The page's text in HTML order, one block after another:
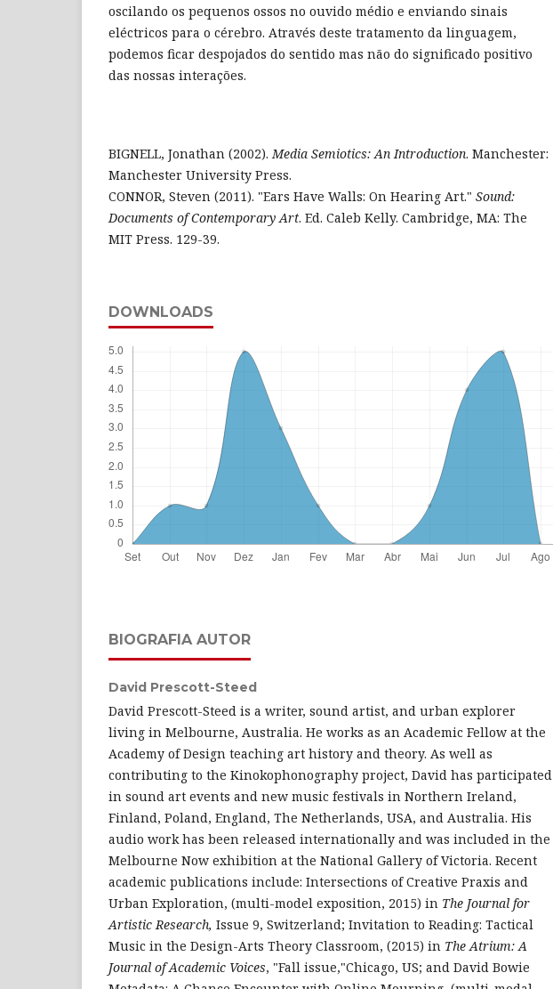
oscilando os pequenos ossos no ouvido médio e enviando sinais
eléctricos para o cérebro. Através deste tratamento da linguagem,
podemos ficar despojados do sentido mas não do significado positivo
das nossas interações.
BIGNELL, Jonathan (2002).Media Semiotics: An Introduction. Manchester:
Manchester University Press.
CONNOR, Steven (2011). "Ears Have Walls: On Hearing Art." Sound:
Documents of Contemporary Art. Ed. Caleb Kelly. Cambridge, MA: The
MIT Press. 129-39.
DOWNLOADS
BIOGRAFIA AUTOR
David Prescott-Steed
David Prescott-Steed is a writer, sound artist, and urban explorer
living in Melbourne, Australia. He works as an Academic Fellow at the
Academy of Design teaching art history and theory. As well as
contributing to the Kinokophonography project, David has participated
in sound art events and new music festivals in Northern Ireland,
Finland, Poland, England, The Netherlands, USA, and Australia. His
audio work has been released internationally and was included in the
Melbourne Now exhibition at the National Gallery of Victoria. Recent
academic publications include: Intersections of Creative Praxis and
Urban Exploration, (multi-model exposition, 2015) in The Journal for
Artistic Research, Issue 9, Switzerland; Invitation to Reading: Tactical
Music in the Design-Arts Theory Classroom, (2015) in The Atrium: A
Journal of Academic Voices, "Fall issue,"Chicago, US; and David Bowie